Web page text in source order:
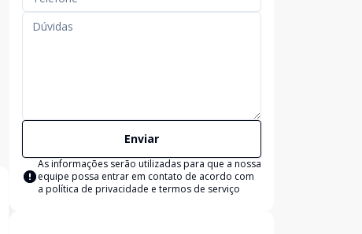
Enviar
As informações serão utilizadas para que a nossa
equipe possa entrar em contato de acordo com
a política de privacidade e termos de serviço